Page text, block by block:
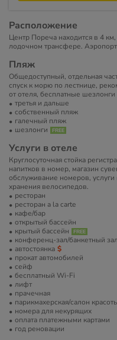
Расположение
Центр Пореча находится в 4
лодочном трансфере.
Пляж
Общедоступный, отдельная
спуск к морю по лестнице,
от отеля, бесплатные
третья и дальше
собственный пляж
галечный пляж
шезлонги
Услуги в отеле
Круглосуточная стойка
напитков в номер, магазин
обслуживание номеров,
хранения велосипедов.
ресторан
ресторан a la carte
кафе/бар
открытый бассейн
крытый бассейн
конференц-зал/банкетный зал
автостоянка
прокат автомобилей
сейф
бесплатный Wi-Fi
лифт
прачечная
парикмахерская/салон
номера для некурящих
оплата платежными картами
год реновации